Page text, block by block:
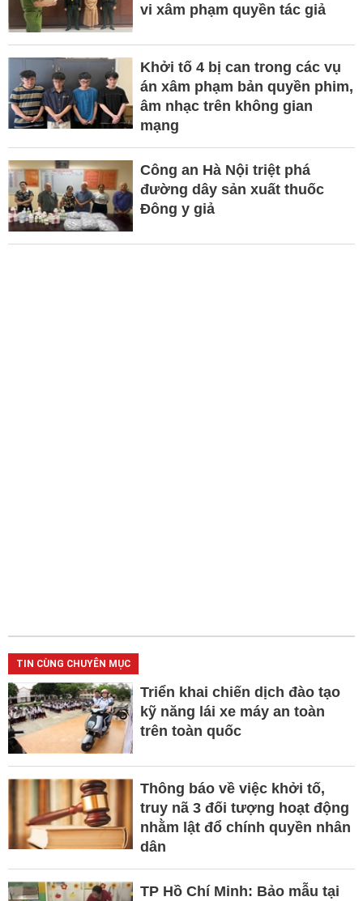
vi xâm phạm quyền tác giả
Khởi tố 4 bị can trong các vụ
án xâm phạm bản quyền phim,
âm nhạc trên không gian
mạng
Công an Hà Nội triệt phá
đường dây sản xuất thuốc
Đông y giả
TIN CÙNG CHUYÊN MỤC
Triển khai chiến dịch đào tạo
kỹ năng lái xe máy an toàn
trên toàn quốc
Thông báo về việc khởi tố,
truy nã 3 đối tượng hoạt động
nhằm lật đổ chính quyền nhân
dân
TP Hồ Chí Minh: Bảo mẫu tại